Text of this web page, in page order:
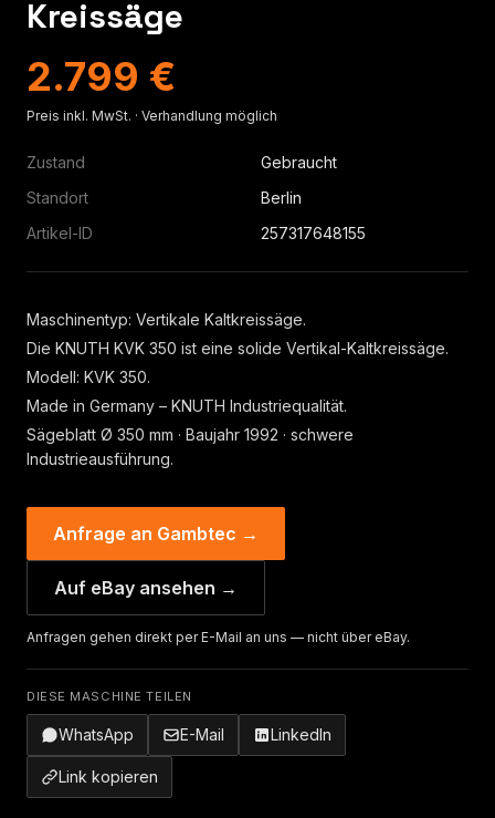
Kreissäge
2.799 €
Preis inkl. MwSt. · Verhandlung möglich
Zustand
Gebraucht
Standort
Berlin
Artikel-ID
257317648155
Maschinentyp: Vertikale Kaltkreissäge.
Die KNUTH KVK 350 ist eine solide Vertikal-Kaltkreissäge.
Modell: KVK 350.
Made in Germany – KNUTH Industriequalität.
Sägeblatt Ø 350 mm · Baujahr 1992 · schwere
Industrieausführung.
Anfrage an Gambtec →
Auf eBay ansehen →
Anfragen gehen direkt per E-Mail an uns — nicht über eBay.
DIESE MASCHINE TEILEN
WhatsApp E-Mail LinkedIn
Link kopieren